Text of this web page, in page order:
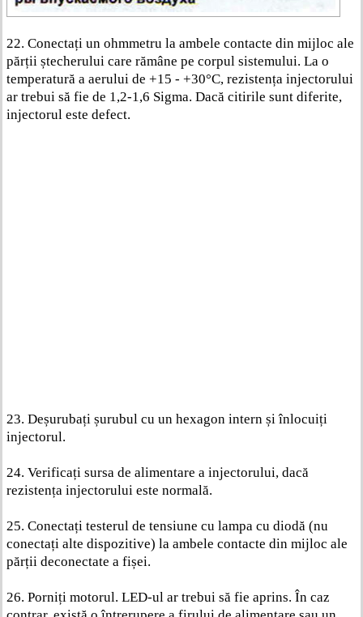
22. Conectați un ohmmetru la ambele contacte din mijloc ale
părții ștecherului care rămâne pe corpul sistemului. La o
temperatură a aerului de +15 - +30°C, rezistența injectorului
ar trebui să fie de 1,2-1,6 Sigma. Dacă citirile sunt diferite,
injectorul este defect.
23. Deșurubați șurubul cu un hexagon intern și înlocuiți
injectorul.
24. Verificați sursa de alimentare a injectorului, dacă
rezistența injectorului este normală.
25. Conectați testerul de tensiune cu lampa cu diodă (nu
conectați alte dispozitive) la ambele contacte din mijloc ale
părții deconectate a fișei.
26. Porniți motorul. LED-ul ar trebui să fie aprins. În caz